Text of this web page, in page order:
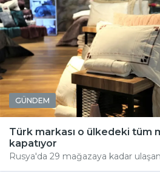
GÜNDEM
Türk markası o ülkedeki tüm
kapatıyor
Rusya'da 29 mağazaya kadar